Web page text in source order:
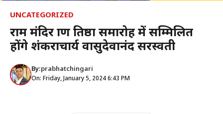
UNCATEGORIZED
राम मंदिर प्राण प्रतिष्ठा समारोह में सम्मिलित
होंगे शंकराचार्य वासुदेवानंद सरस्वती
By:prabhatchingari
On: Friday, January 5, 2024 6:43 PM